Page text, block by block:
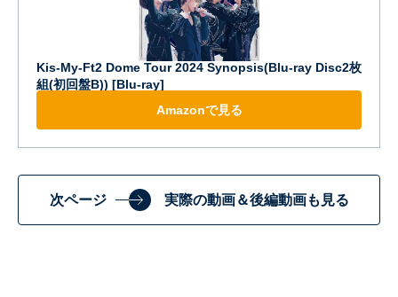
Kis-My-Ft2 Dome Tour 2024 Synopsis(Blu-ray Disc2枚
組(初回盤B)) [Blu-ray]
Amazonで見る
次ページ 実際の動画＆後編動画も見る